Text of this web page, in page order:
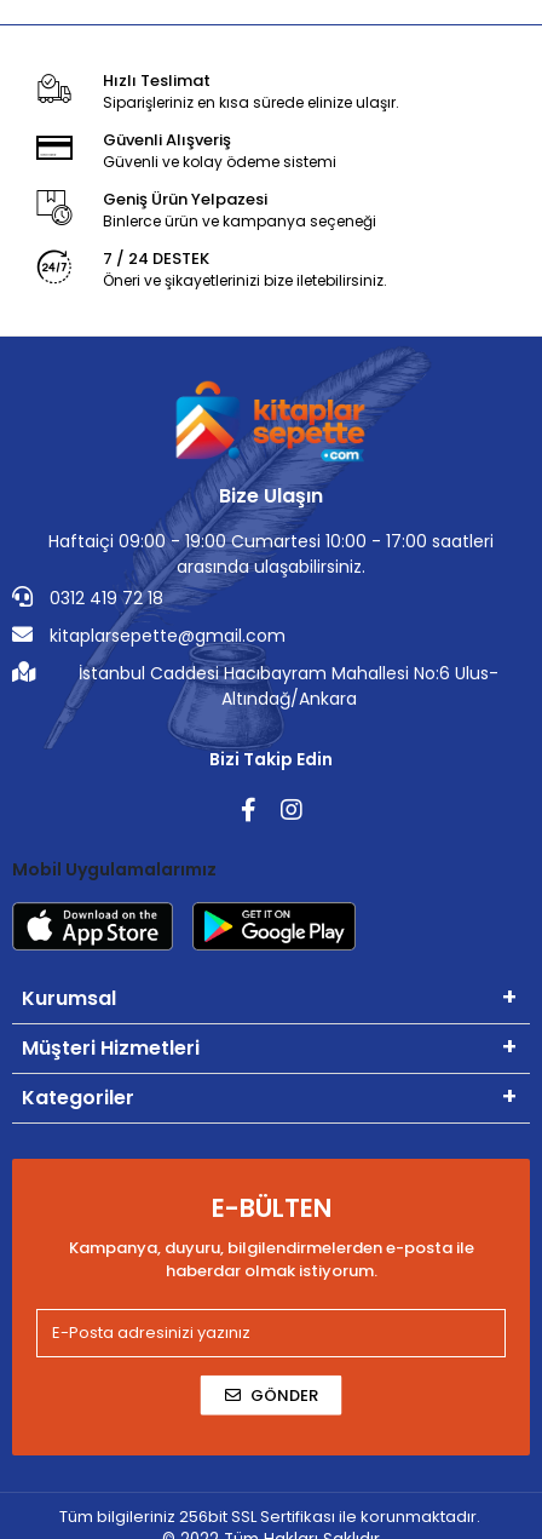
Hızlı Teslimat
Siparişleriniz en kısa sürede elinize ulaşır.
Güvenli Alışveriş
Güvenli ve kolay ödeme sistemi
Geniş Ürün Yelpazesi
Binlerce ürün ve kampanya seçeneği
7 / 24 DESTEK
Öneri ve şikayetlerinizi bize iletebilirsiniz.
Bize Ulaşın
Haftaiçi 09:00 - 19:00 Cumartesi 10:00 - 17:00 saatleri
arasında ulaşabilirsiniz.
0312 419 72 18
kitaplarsepette@gmail.com
İstanbul Caddesi Hacıbayram Mahallesi No:6 Ulus-
Altındağ/Ankara
Bizi Takip Edin
Mobil Uygulamalarımız
Kurumsal
Müşteri Hizmetleri
Kategoriler
E-BÜLTEN
Kampanya, duyuru, bilgilendirmelerden e-posta ile
haberdar olmak istiyorum.
GÖNDER
Tüm bilgileriniz 256bit SSL Sertifikası ile korunmaktadır.